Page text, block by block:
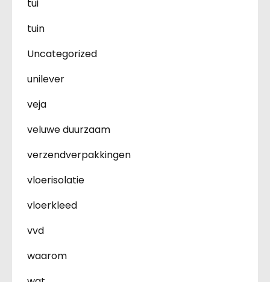
tui
tuin
Uncategorized
unilever
veja
veluwe duurzaam
verzendverpakkingen
vloerisolatie
vloerkleed
vvd
waarom